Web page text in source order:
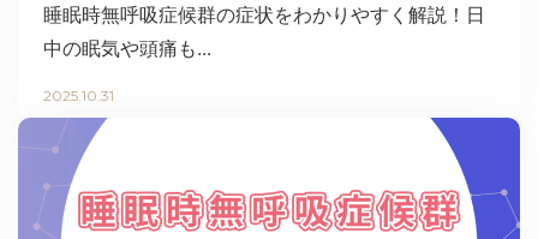
睡眠時無呼吸症候群の症状をわかりやすく解説！日
中の眠気や頭痛も...
2025.10.31